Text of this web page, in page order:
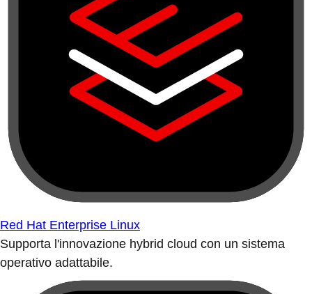
Red Hat Enterprise Linux
Supporta l'innovazione hybrid cloud con un sistema
operativo adattabile.